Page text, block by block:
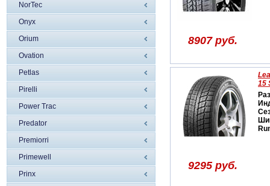
NorTec
Onyx
Orium
Ovation
Petlas
Pirelli
Power Trac
Predator
Premiorri
Primewell
Prinx
8907 руб.
15
9295 руб.